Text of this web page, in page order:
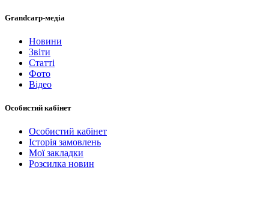
Grandcarp-медіа
Новини
Звіти
Статті
Фото
Відео
Особистий кабінет
Особистий кабінет
Історія замовлень
Мої закладки
Розсилка новин